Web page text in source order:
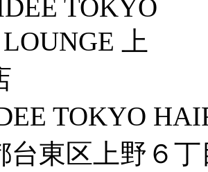
TOKYO
台東区上野６